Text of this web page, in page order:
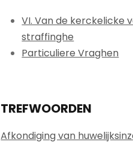
VI. Van de kerckelicke
straffinghe
Particuliere Vraghen
TREFWOORDEN
Afkondiging van